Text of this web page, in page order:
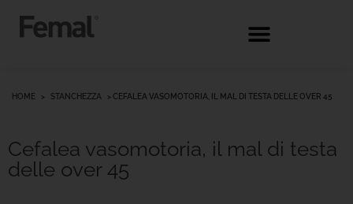
HOME > STANCHEZZA > CEFALEA VASOMOTORIA, IL MAL DI TESTA DELLE OVER 45
Cefalea vasomotoria, il mal di testa
delle over 45